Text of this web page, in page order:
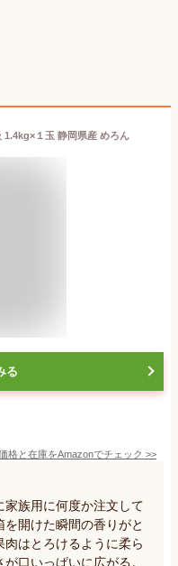
1.4kg×１玉 静岡県産 めろん
る
格と在庫をAmazonでチェック >>
家族用に何度か注文して
開けた瞬間の香りがと
はとろけるように柔ら
口いっぱいに広がる。